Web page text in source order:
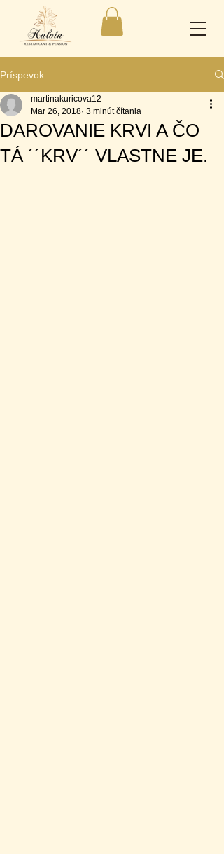
Príspevok
DAROVANIE KRVI A ČO
TÁ ´´KRV´´ VLASTNE JE.
martinakuricova12
Mar 26, 2018 3 minút čítania